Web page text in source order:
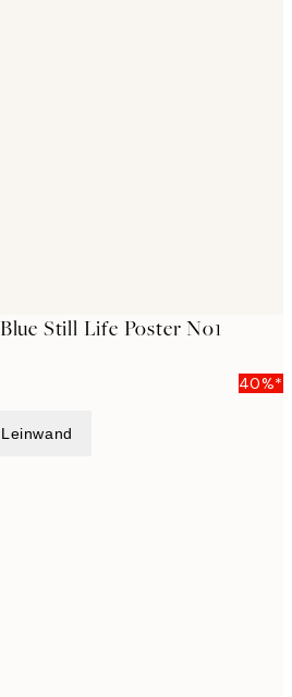
Still Life Poster No1
40%*
Leinwand